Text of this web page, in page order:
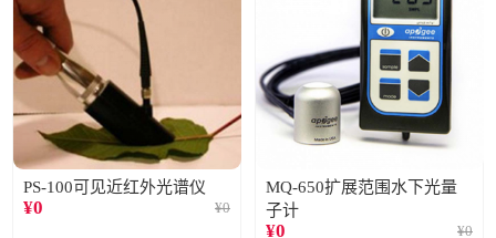
PS-100可见近红外光谱仪
¥0 ¥0
MQ-650扩展范围水下光量
子计
¥0 ¥0